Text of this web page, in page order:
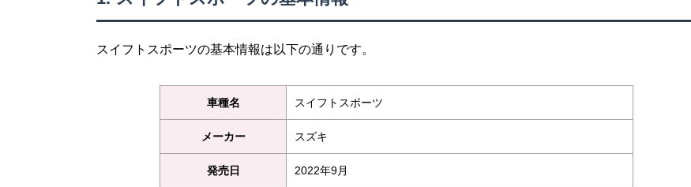
スイフトスポーツの基本情報は以下の通りです。
車種名 スイフトスポーツ
メーカー スズキ
発売日 2022年9月